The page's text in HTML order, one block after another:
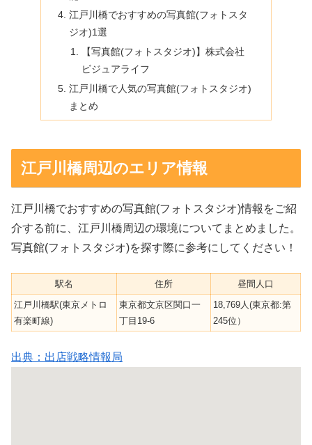
江戸川橋でおすすめの写真館(フォトスタ
ジオ)1選
【写真館(フォトスタジオ)】株式会社
ビジュアライフ
江戸川橋で人気の写真館(フォトスタジオ)
まとめ
江戸川橋周辺のエリア情報
江戸川橋でおすすめの写真館(フォトスタジオ)情報をご紹
介する前に、江戸川橋周辺の環境についてまとめました。
写真館(フォトスタジオ)を探す際に参考にしてください！
駅名 住所
昼間人口
江戸川橋駅(東京メトロ
有楽町線)
東京都文京区関口一
丁目19-6
18,769人(東京都:第
245位）
出典：出店戦略情報局